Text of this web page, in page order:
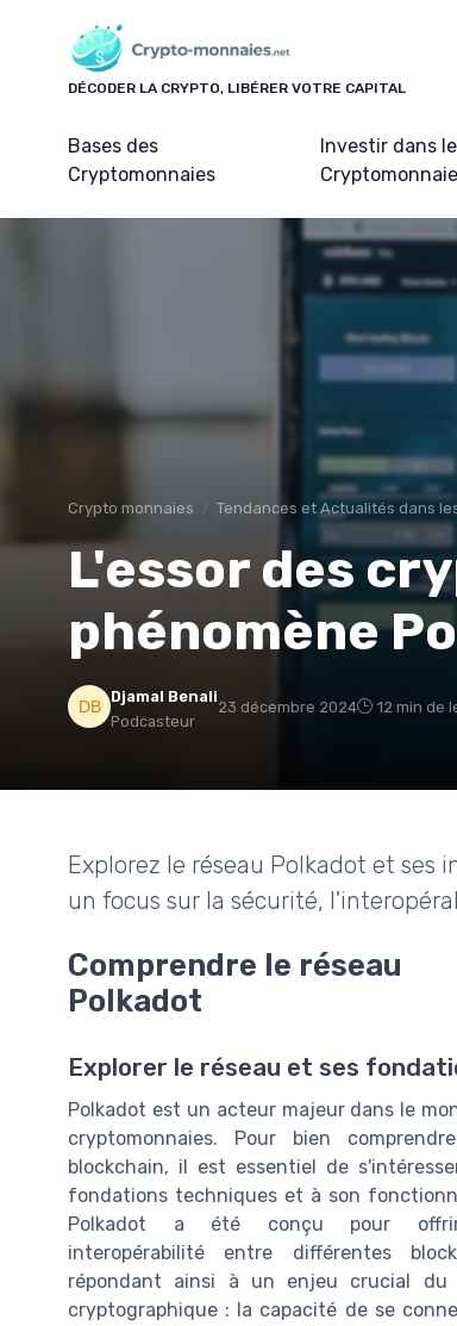
DÉCODER LA CRYPTO, LIBÉRER VOTRE CAPITAL
Bases des
Cryptomonnaies
Investir dans
Crypto monnaies Tendances et Actualités dans
L'essor des
phénomène
Djamal Benali
Podcasteur
23 décembre 2024 12 min de
Explorez le réseau Polkadot et ses
un focus sur la sécurité,
Comprendre le réseau
Polkadot
Explorer le réseau et ses
Polkadot est un acteur majeur dans le
cryptomonnaies. Pour bien
blockchain, il est essentiel de
fondations techniques et à son
Polkadot a été conçu pour
interopérabilité entre différentes
répondant ainsi à un enjeu crucial du
cryptographique : la capacité de se